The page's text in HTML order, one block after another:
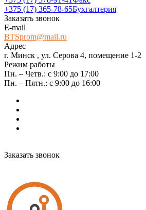
+375 (17) 365-78-65Бухгалтерия
Заказать звонок
E-mail
BTSprom@mail.ru
Адрес
г. Минск , ул. Серова 4, помещение 1-2
Режим работы
Пн. – Четв.: с 9:00 до 17:00
Пн. – Пятн.: с 9:00 до 16:00
Заказать звонок